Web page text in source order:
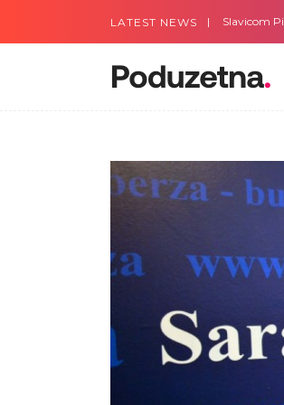
LATEST NEWS
Gdje god da smo sa Slavicom Pilipović